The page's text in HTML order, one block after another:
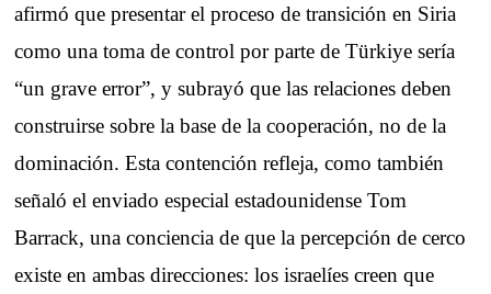
afirmó que presentar el proceso de transición en Siria
como una toma de control por parte de Türkiye sería
“un grave error”, y subrayó que las relaciones deben
construirse sobre la base de la cooperación, no de la
dominación. Esta contención refleja, como también
señaló el enviado especial estadounidense Tom
Barrack, una conciencia de que la percepción de cerco
existe en ambas direcciones: los israelíes creen que